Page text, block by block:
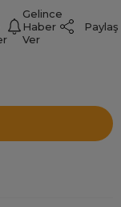
Gelince
Haber
Ver
Paylaş